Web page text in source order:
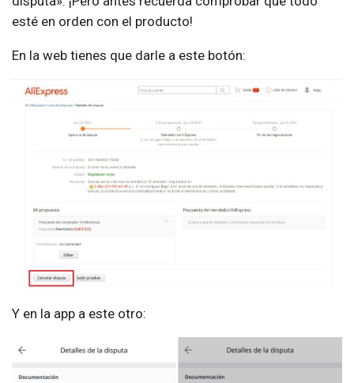
esté en orden con el producto!
En la web tienes que darle a este botón:
Y en la app a este otro: